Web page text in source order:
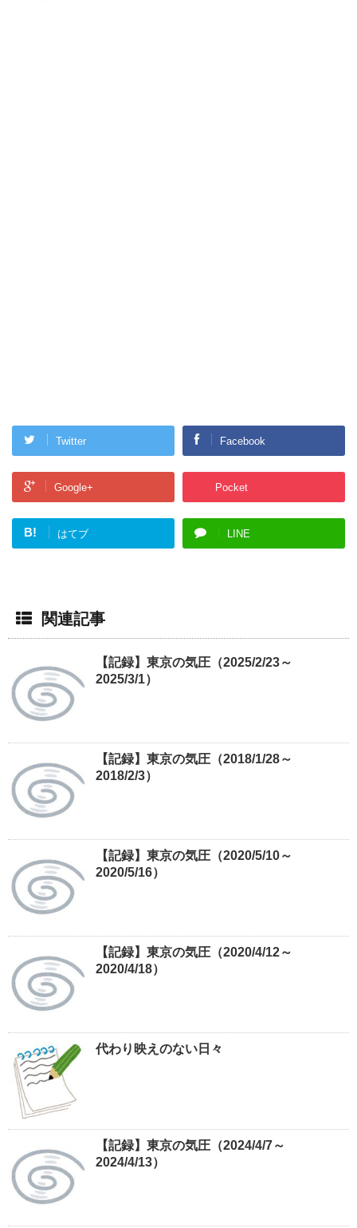
Twitter Facebook
Google+ Pocket
B! はてブ LINE
関連記事
【記録】東京の気圧（2025/2/23～
2025/3/1）
【記録】東京の気圧（2018/1/28～
2018/2/3）
【記録】東京の気圧（2020/5/10～
2020/5/16）
【記録】東京の気圧（2020/4/12～
2020/4/18）
代わり映えのない日々
【記録】東京の気圧（2024/4/7～
2024/4/13）